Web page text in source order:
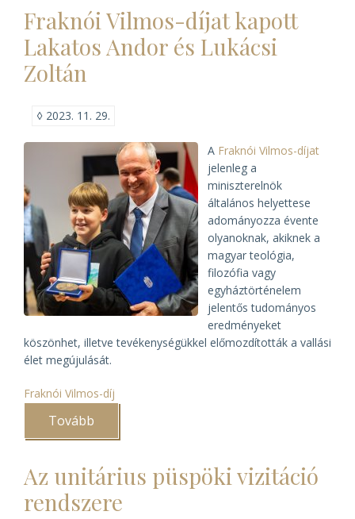
Fraknói Vilmos-díjat kapott
Lakatos Andor és Lukácsi
Zoltán
◊ 2023. 11. 29.
A Fraknói Vilmos-díjat
jelenleg a
miniszterelnök
általános helyettese
adományozza évente
olyanoknak, akiknek a
magyar teológia,
filozófia vagy
egyháztörténelem
jelentős tudományos
eredményeket
köszönhet, illetve tevékenységükkel előmozdították a vallási
élet megújulását.
Fraknói Vilmos-díj
Tovább
díjat
Lakatos
Andor
és
Lukácsi
Az unitárius püspöki vizitáció
rendszere